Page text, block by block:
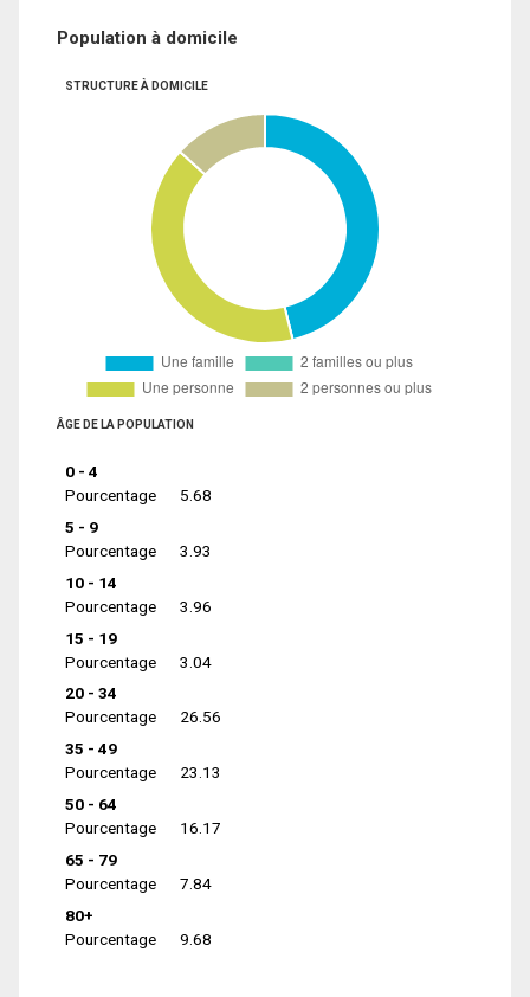
Population à domicile
STRUCTURE À DOMICILE
ÂGE DE LA POPULATION
0 - 4
Pourcentage
5.68
5 - 9
Pourcentage
3.93
10 - 14
Pourcentage
3.96
15 - 19
Pourcentage
3.04
20 - 34
Pourcentage
26.56
35 - 49
Pourcentage
23.13
50 - 64
Pourcentage
16.17
65 - 79
Pourcentage
7.84
80+
Pourcentage
9.68